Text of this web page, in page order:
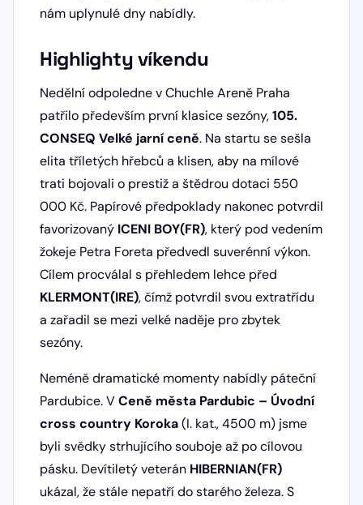
nám uplynulé dny nabídly.
Highlighty víkendu
Nedělní odpoledne v Chuchle Areně Praha
patřilo především první klasice sezóny,105.
CONSEQ Velké jarní ceně. Na startu se sešla
elita tříletých hřebců a klisen, aby na mílové
trati bojovali o prestiž a štědrou dotaci 550
000 Kč. Papírové předpoklady nakonec potvrdil
favorizovaný ICENI BOY(FR), který pod vedením
žokeje Petra Foreta předvedl suverénní výkon.
Cílem procválal s přehledem lehce před
KLERMONT(IRE), čímž potvrdil svou extratřídu
a zařadil se mezi velké naděje pro zbytek
sezóny.
Neméně dramatické momenty nabídly páteční
Pardubice. VCeně města Pardubic – Úvodní
cross country Koroka(I. kat., 4500 m) jsme
byli svědky strhujícího souboje až po cílovou
pásku. Devítiletý veterán HIBERNIAN(FR)
ukázal, že stále nepatří do starého železa. S